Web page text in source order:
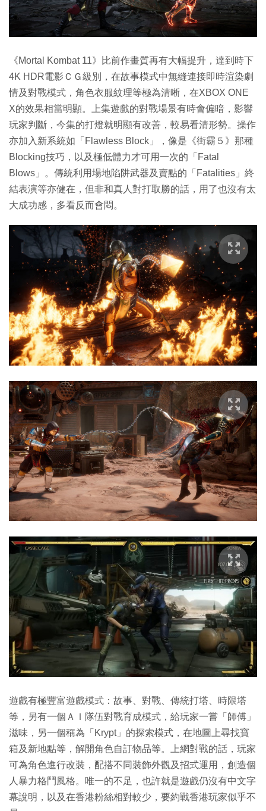
《Mortal Kombat 11》比前作畫質再有大幅提升，達到時下
4K HDR電影ＣＧ級別，在故事模式中無縫連接即時渲染劇
情及對戰模式，角色衣服紋理等極為清晰，在XBOX ONE
X的效果相當明顯。上集遊戲的對戰場景有時會偏暗，影響
玩家判斷，今集的打燈就明顯有改善，較易看清形勢。操作
亦加入新系統如「Flawless Block」，像是《街霸５》那種
Blocking技巧，以及極低體力才可用一次的「Fatal
Blows」。傳統利用場地陷阱武器及賣點的「Fatalities」終
結表演等亦健在，但非和真人對打取勝的話，用了也沒有太
大成功感，多看反而會悶。
遊戲有極豐富遊戲模式：故事、對戰、傳統打塔、時限塔
等，另有一個ＡＩ隊伍對戰育成模式，給玩家一嘗「師傅」
滋味，另一個稱為「Krypt」的探索模式，在地圖上尋找寶
箱及新地點等，解開角色自訂物品等。上網對戰的話，玩家
可為角色進行改裝，配搭不同裝飾外觀及招式運用，創造個
人暴力格鬥風格。唯一的不足，也許就是遊戲仍沒有中文字
幕說明，以及在香港粉絲相對較少，要約戰香港玩家似乎不